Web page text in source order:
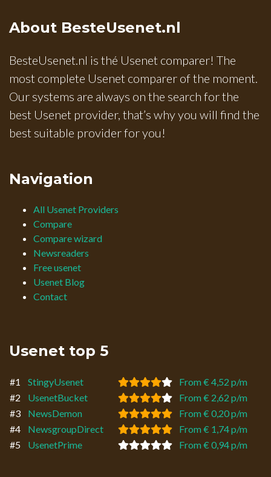
About BesteUsenet.nl
BesteUsenet.nl is thé Usenet comparer! The
most complete Usenet comparer of the moment.
Our systems are always on the search for the
best Usenet provider, that’s why you will find the
best suitable provider for you!
Navigation
All Usenet Providers
Compare
Compare wizard
Newsreaders
Free usenet
Usenet Blog
Contact
Usenet top 5
#1 StingyUsenet
From € 4,52 p/m
#2
UsenetBucket
From € 2,62 p/m
#3
NewsDemon
From € 0,20 p/m
#4
NewsgroupDirect
From € 1,74 p/m
#5
UsenetPrime From € 0,94 p/m